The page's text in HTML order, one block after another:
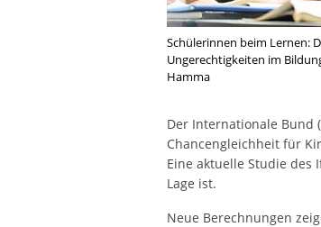
Schülerinnen beim Lernen:
Ungerechtigkeiten im
Hamma
Der Internationale Bund
Chancengleichheit für
Eine aktuelle Studie
Lage ist.
Neue Berechnungen